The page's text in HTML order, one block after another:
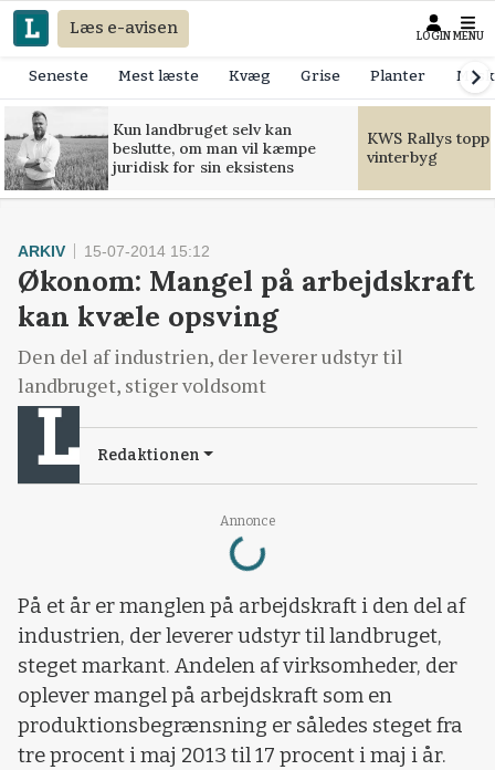
Læs e-avisen LOGIN MENU
Seneste Mest læste Kvæg Grise Planter
Kun landbruget selv kan
beslutte, om man vil kæmpe
juridisk for sin eksistens
KWS Rallys
vinterbyg
Annonce
Loading...
ARKIV 15-07-2014 15:12
Økonom: Mangel på arbejdskraft
kan kvæle opsving
Den del af industrien, der leverer udstyr til
landbruget, stiger voldsomt
Redaktionen
På et år er manglen på arbejdskraft i den del af
industrien, der leverer udstyr til landbruget,
steget markant. Andelen af virksomheder, der
oplever mangel på arbejdskraft som en
produktionsbegrænsning er således steget fra
tre procent i maj 2013 til 17 procent i maj i år.